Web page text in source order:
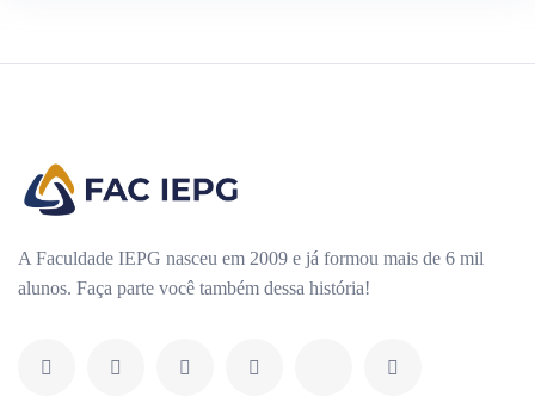
A Faculdade IEPG nasceu em 2009 e já formou mais de 6 mil
alunos. Faça parte você também dessa história!